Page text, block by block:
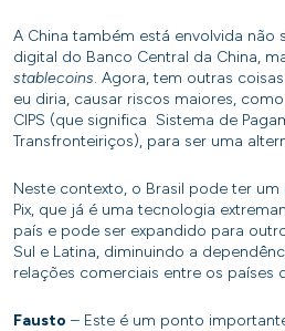
A China também está envolvida não
digital do Banco Central da China,
stablecoins. Agora, tem outras
eu diria, causar riscos maiores,
CIPS (que significa Sistema de
Transfronteiriços), para ser uma
Neste contexto, o Brasil pode ter
Pix, que já é uma tecnologia
país e pode ser expandido para
Sul e Latina, diminuindo a
relações comerciais entre os países
Fausto – Este é um ponto